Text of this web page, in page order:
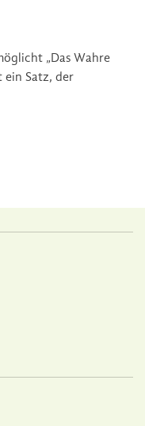
„Das Wahre
ein Satz, der